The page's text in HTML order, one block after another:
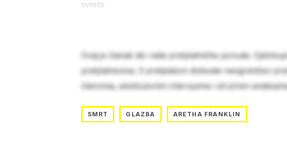
svijeta.
Ovaj je članak dio naše pretplatničke ponude.
pretplatnicima. S pretplatom dobivate neograničen
člancima, ekskluzivnim intervjuima i stručnim
SMRT GLAZBA ARETHA FRANKLIN